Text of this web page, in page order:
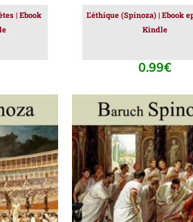
| Ebook
L’éthique (Spinoza) | Ebook
Kindle
0.99€
/
AJOUTER AU PANIER
DÉTAILS